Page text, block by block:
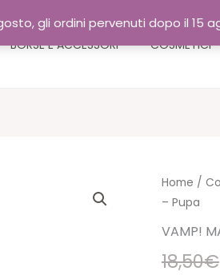
gli ordini pervenuti dopo il 15
BORSE E ACCESSORI COSMETICI
Home /
– Pupa
VAMP!
18,50€